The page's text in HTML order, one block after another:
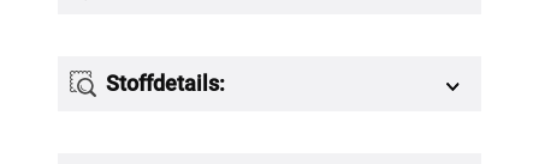
Stoffdetails: